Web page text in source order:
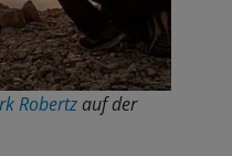
Robertz auf der